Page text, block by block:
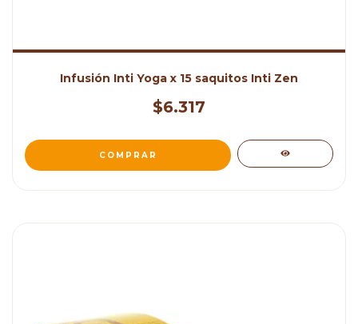
Infusión Inti Yoga x 15 saquitos Inti Zen
$6.317